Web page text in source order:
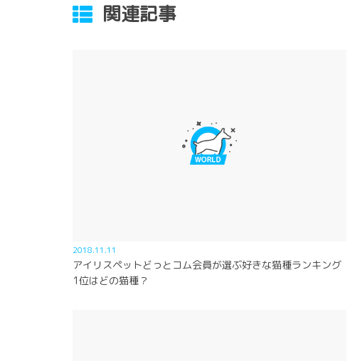
関連記事
2018.11.11
アイリスペットどっとコム会員が選ぶ好きな猫種ランキング
1位はどの猫種？